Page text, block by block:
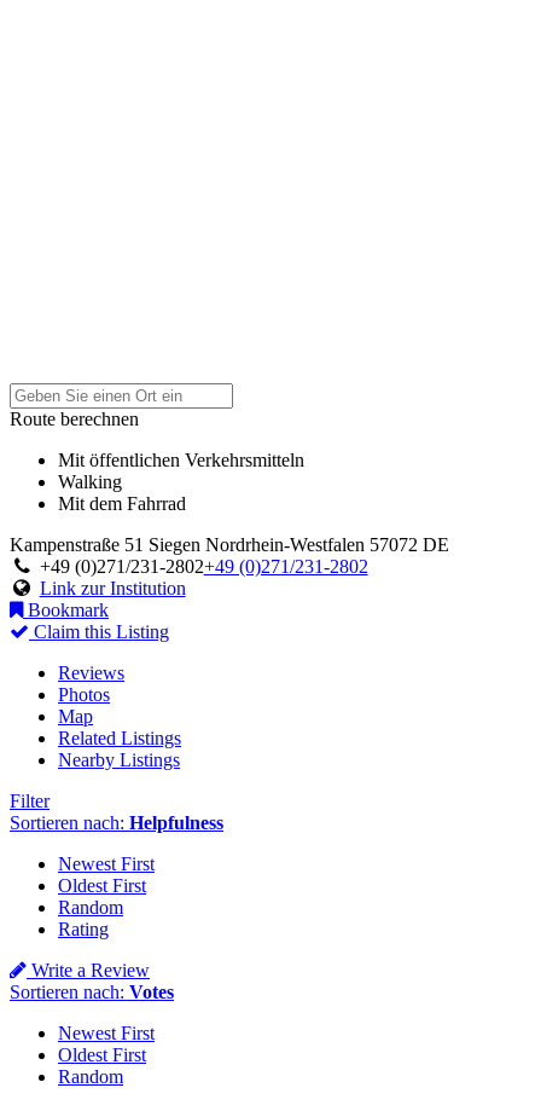
Route berechnen
Mit öffentlichen Verkehrsmitteln
Walking
Mit dem Fahrrad
Kampenstraße 51 Siegen Nordrhein-Westfalen 57072 DE
+49 (0)271/231-2802+49 (0)271/231-2802
Link zur Institution
Bookmark
Claim this Listing
Reviews
Photos
Map
Related Listings
Nearby Listings
Filter
Sortieren nach: Helpfulness
Newest First
Oldest First
Random
Rating
Write a Review
Sortieren nach: Votes
Newest First
Oldest First
Random